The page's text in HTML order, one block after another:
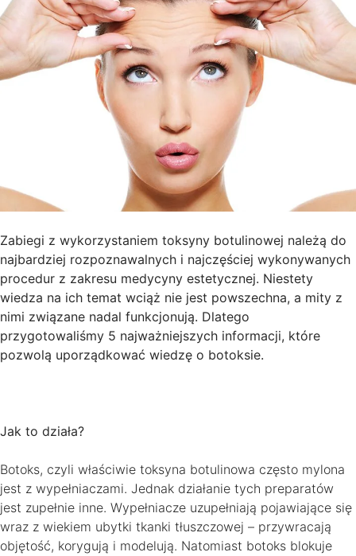
Zabiegi z wykorzystaniem toksyny botulinowej należą do
najbardziej rozpoznawalnych i najczęściej wykonywanych
procedur z zakresu medycyny estetycznej. Niestety
wiedza na ich temat wciąż nie jest powszechna, a mity z
nimi związane nadal funkcjonują. Dlatego
przygotowaliśmy 5 najważniejszych informacji, które
pozwolą uporządkować wiedzę o botoksie.
Jak to działa?
Botoks, czyli właściwie toksyna botulinowa często mylona
jest z wypełniaczami. Jednak działanie tych preparatów
jest zupełnie inne. Wypełniacze uzupełniają pojawiające się
wraz z wiekiem ubytki tkanki tłuszczowej – przywracają
objętość, korygują i modelują. Natomiast botoks blokuje